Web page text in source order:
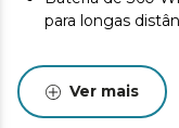
para longas
Ver mais